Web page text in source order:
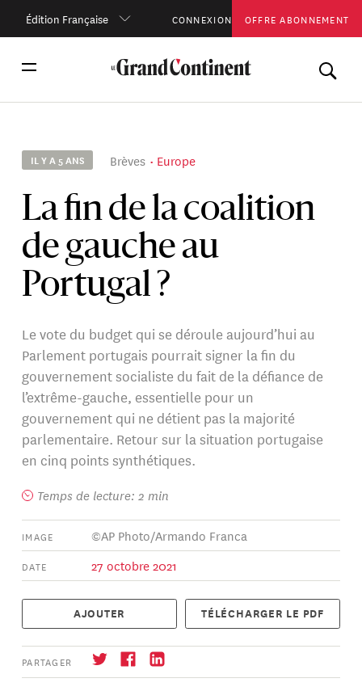
Édition Française CONNEXION OFFRE ABONNEMENT
IL Y A 5 ANS Brèves Europe
La fin de la coalition
de gauche au
Portugal ?
Le vote du budget qui se déroule aujourd’hui au
Parlement portugais pourrait signer la fin du
gouvernement socialiste du fait de la défiance de
l’extrême-gauche, essentielle pour un
gouvernement qui ne détient pas la majorité
parlementaire. Retour sur la situation portugaise
en cinq points synthétiques.
Temps de lecture: 2 min
IMAGE ©AP Photo/Armando Franca
DATE 27 octobre 2021
AJOUTER TÉLÉCHARGER LE PDF
PARTAGER